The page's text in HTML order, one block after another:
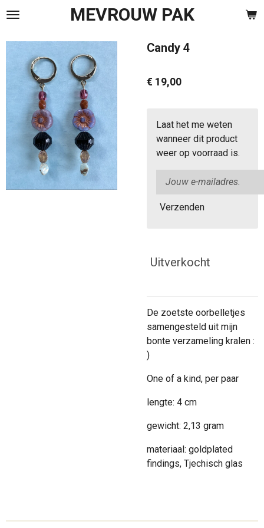
Ga
naar
hoofdinhoud
MEVROUW PAK
Candy 4
€ 19,00
Laat het me weten
wanneer dit product
weer op voorraad is.
Verzenden
Uitverkocht
De zoetste oorbelletjes
samengesteld uit mijn
bonte verzameling kralen :
)
One of a kind, per paar
lengte: 4 cm
gewicht: 2,13 gram
materiaal: goldplated
findings, Tjechisch glas